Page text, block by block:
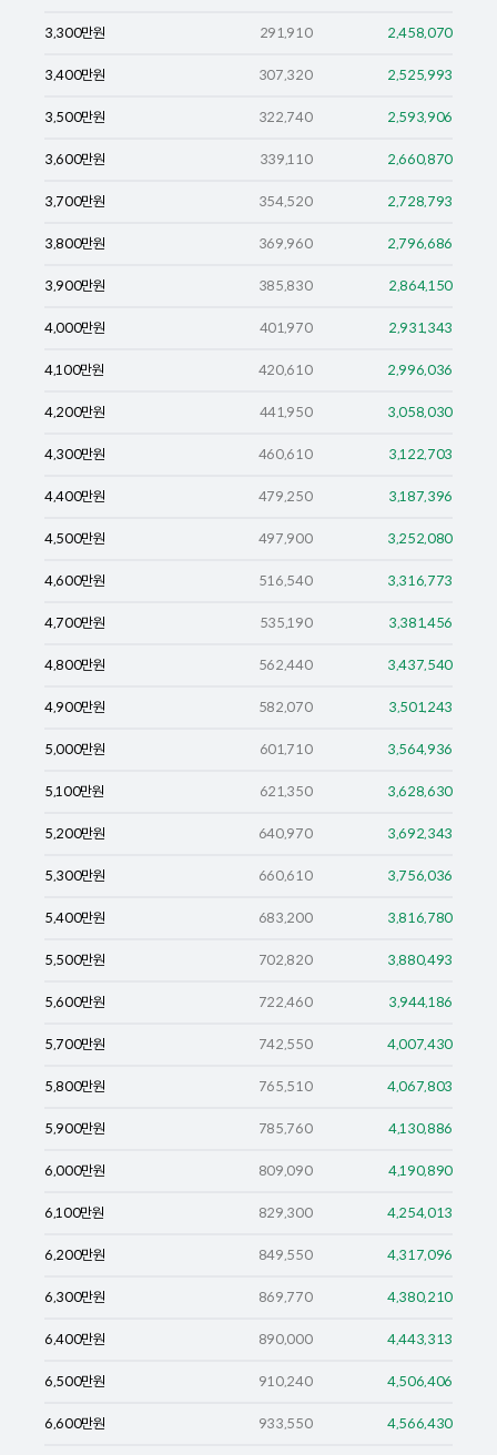
3,300만원 291,910 2,458,070
3,400만원 307,320 2,525,993
3,500만원 322,740 2,593,906
3,600만원 339,110 2,660,870
3,700만원 354,520 2,728,793
3,800만원 369,960 2,796,686
3,900만원 385,830 2,864,150
4,000만원 401,970 2,931,343
4,100만원 420,610 2,996,036
4,200만원 441,950 3,058,030
4,300만원 460,610 3,122,703
4,400만원 479,250 3,187,396
4,500만원 497,900 3,252,080
4,600만원 516,540 3,316,773
4,700만원 535,190 3,381,456
4,800만원 562,440 3,437,540
4,900만원 582,070 3,501,243
5,000만원 601,710 3,564,936
5,100만원 621,350 3,628,630
5,200만원 640,970 3,692,343
5,300만원 660,610 3,756,036
5,400만원 683,200 3,816,780
5,500만원 702,820 3,880,493
5,600만원 722,460 3,944,186
5,700만원 742,550 4,007,430
5,800만원 765,510 4,067,803
5,900만원 785,760 4,130,886
6,000만원 809,090 4,190,890
6,100만원 829,300 4,254,013
6,200만원 849,550 4,317,096
6,300만원 869,770 4,380,210
6,400만원 890,000 4,443,313
6,500만원 910,240 4,506,406
6,600만원 933,550 4,566,430